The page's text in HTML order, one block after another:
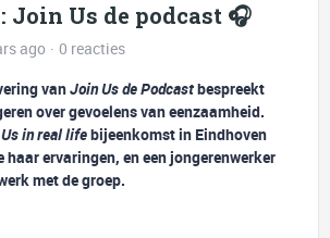
Join Us de podcast 🎧
ago
0 reacties
vanJoin Us de Podcastbespreekt
over gevoelens van eenzaamheid.
in real lifebijeenkomst in Eindhoven
haar ervaringen, en een jongerenwerker
met de groep.